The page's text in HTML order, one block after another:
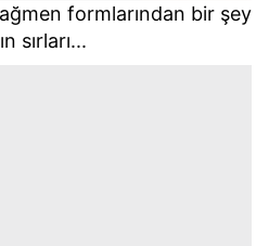
formlarından bir şey
sırları...